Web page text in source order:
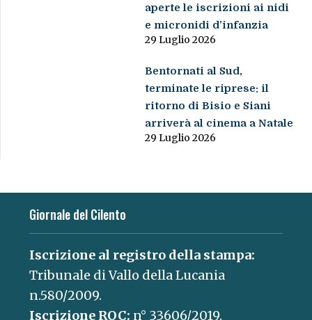
aperte le iscrizioni ai nidi
e micronidi d’infanzia
29 Luglio 2026
Bentornati al Sud,
terminate le riprese: il
ritorno di Bisio e Siani
arriverà al cinema a Natale
29 Luglio 2026
Giornale del Cilento
Iscrizione al registro della stampa:
Tribunale di Vallo della Lucania
n.580/2009.
Iscrizione ROC: n° 33606/2019.